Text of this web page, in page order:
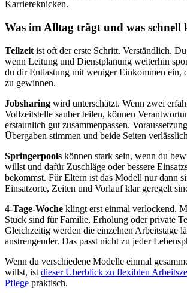
Karriereknicken.
Was im Alltag trägt und was schnell
Teilzeit ist oft der erste Schritt. Verständlich.
wenn Leitung und Dienstplanung weiterhin
du dir Entlastung mit weniger Einkommen ein,
zu gewinnen.
Jobsharing wird unterschätzt. Wenn zwei
Vollzeitstelle sauber teilen, können
erstaunlich gut zusammenpassen.
Übergaben stimmen und beide Seiten
Springerpools können stark sein, wenn du
willst und dafür Zuschläge oder bessere
bekommst. Für Eltern ist das Modell nur dann
Einsatzorte, Zeiten und Vorlauf klar geregelt
4-Tage-Woche klingt erst einmal verlockend.
Stück sind für Familie, Erholung oder private
Gleichzeitig werden die einzelnen Arbeitstage
anstrengender. Das passt nicht zu jeder
Wenn du verschiedene Modelle einmal
willst, ist dieser Überblick zu flexiblen
Pflege praktisch.